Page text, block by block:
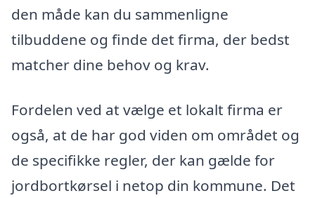
den måde kan du sammenligne
tilbuddene og finde det firma, der bedst
matcher dine behov og krav.
Fordelen ved at vælge et lokalt firma er
også, at de har god viden om området og
de specifikke regler, der kan gælde for
jordbortkørsel i netop din kommune. Det